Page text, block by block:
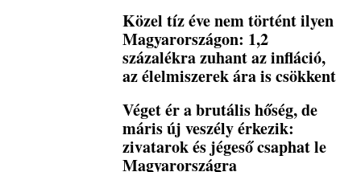
Közel tíz éve nem történt ilyen
Magyarországon: 1,2
százalékra zuhant az infláció,
az élelmiszerek ára is csökkent
Véget ér a brutális hőség, de
máris új veszély érkezik:
zivatarok és jégeső csaphat le
Magyarországra